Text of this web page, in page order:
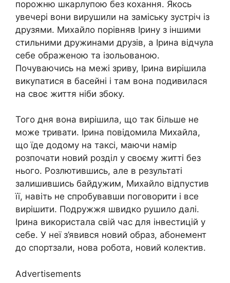
порожню шкарлупою без кохання. Якось
увечері вони вирушили на заміську зустріч із
друзями. Михайло порівняв Ірину з іншими
стильними дружинами друзів, а Ірина відчула
себе ображеною та ізольованою.
Почуваючись на межі зриву, Ірина вирішила
викупатися в басейні і там вона подивилася
на своє життя ніби збоку.
Того дня вона вирішила, що так більше не
може тривати. Ірина повідомила Михайла,
що їде додому на таксі, маючи намір
розпочати новий розділ у своєму житті без
нього. Розлютившись, але в результаті
залишившись байдужим, Михайло відпустив
її, навіть не спробувавши поговорити і все
вирішити. Подружжя швидко рушило далі.
Ірина використала свій час для інвестицій у
себе. У неї з’явився новий образ, абонемент
до спортзали, нова робота, новий колектив.
Advertisements